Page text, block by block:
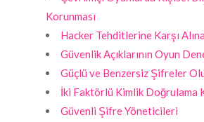
Korunması
Hacker Tehditlerine Karşı
Güvenlik Açıklarının Oyun
Güçlü ve Benzersiz Şifreler
İki Faktörlü Kimlik Doğrulama
Güvenli Şifre Yöneticileri